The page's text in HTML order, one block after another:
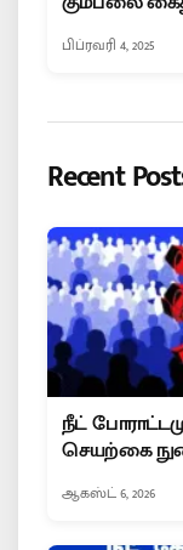
பிப்ரவரி 4, 2025
Recent
நீட்
செயற்கை
ஆகஸ்ட் 6, 2026